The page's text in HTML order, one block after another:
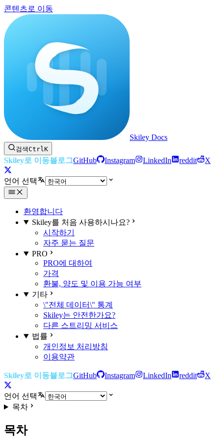
콘텐츠로 이동
Skiley Docs
검색CtrlK
Skiley로 이동블로그GitHub Instagram LinkedIn reddit X
언어 선택
환영합니다
Skiley를 처음 사용하시나요?
시작하기
자주 묻는 질문
PRO
PRO에 대하여
가격
환불, 양도 및 이용 가능 여부
기타
\"전체 데이터\" 통계
Skiley는 안전한가요?
다른 스트리밍 서비스
법률
개인정보 처리방침
이용약관
Skiley로 이동블로그GitHub Instagram LinkedIn reddit X
언어 선택
목차
목차